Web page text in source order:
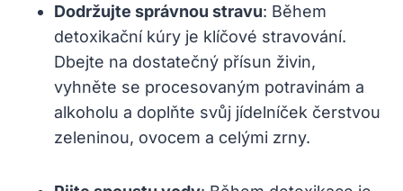
Dodržujte správnou stravu: Během
detoxikační kúry je klíčové stravování.
Dbejte na dostatečný přísun živin,
vyhněte se procesovaným potravinám a
alkoholu a doplňte svůj jídelníček čerstvou
zeleninou, ovocem a celými zrny.